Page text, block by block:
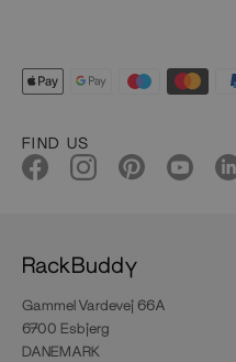
FIND US
RackBuddy
Gammel Vardevej 66A
6700 Esbjerg
DANEMARK